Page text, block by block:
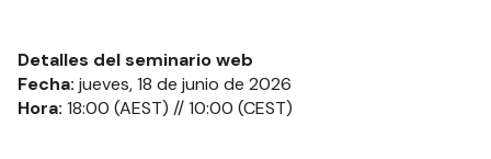
Detalles del seminario web
Fecha: jueves, 18 de junio de 2026
Hora: 18:00 (AEST) // 10:00 (CEST)